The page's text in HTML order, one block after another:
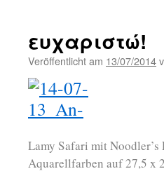
ευχαριστώ!
Veröffentlicht am 13/07/2014
Lamy Safari mit
Aquarellfarben auf 27,5 x